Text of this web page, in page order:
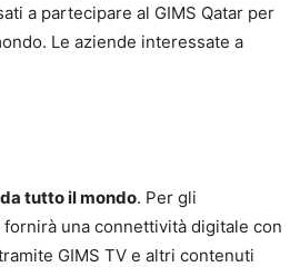
a partecipare al GIMS Qatar per
Le aziende interessate a
tutto il mondo. Per gli
una connettività digitale con
GIMS TV e altri contenuti